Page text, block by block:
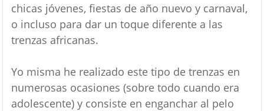
chicas jóvenes, fiestas de año nuevo y carnaval,
o incluso para dar un toque diferente a las
trenzas africanas.
Yo misma he realizado este tipo de trenzas en
numerosas ocasiones (sobre todo cuando era
adolescente) y consiste en enganchar al pelo